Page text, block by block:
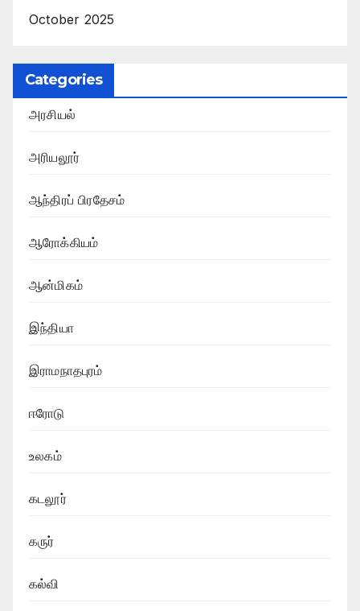
October 2025
Categories
அரசியல்
அரியலூர்
ஆந்திரப் பிரதேசம்
ஆரோக்கியம்
ஆன்மிகம்
இந்தியா
இராமநாதபுரம்
ஈரோடு
உலகம்
கடலூர்
கருர்
கல்வி